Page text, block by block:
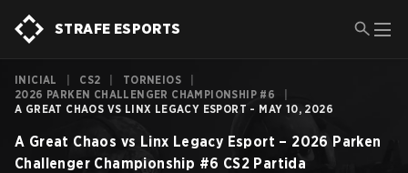
STRAFE ESPORTS
INICIAL CS2 TORNEIOS
2026 PARKEN CHALLENGER CHAMPIONSHIP #6
A GREAT CHAOS VS LINX LEGACY ESPORT - MAY 10, 2026
A Great Chaos vs Linx Legacy Esport – 2026 Parken
Challenger Championship #6 CS2 Partida